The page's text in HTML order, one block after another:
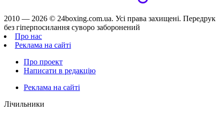
2010 — 2026 © 24boxing.com.ua. Усi права захищенi. Передрук
без гіперпосилання суворо заборонений
Про нас
Реклама на сайті
Про проект
Написати в редакцію
Реклама на сайті
Лічильники